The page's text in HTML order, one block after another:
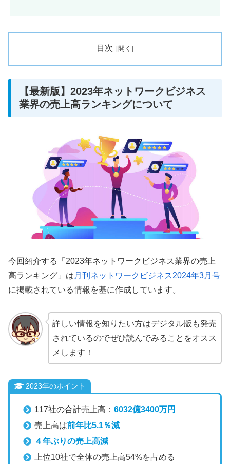
目次
【最新版】2023年ネットワークビジネス
業界の売上高ランキングについて
今回紹介する「2023年ネットワークビジネス業界の売上
高ランキング」は 月刊ネットワークビジネス2024年3月号
に掲載されている情報を基に作成しています。
詳しい情報を知りたい方はデジタル版も発売
されているのでぜひ読んでみることをオスス
メします！
2023年のポイント
117社の合計売上高：6032億3400万円
売上高は前年比5.1％減
４年ぶりの売上高減
上位10社で全体の売上高54%を占める